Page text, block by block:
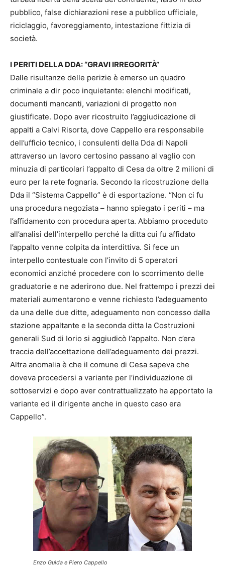
pubblico, false dichiarazioni rese a pubblico ufficiale,
riciclaggio, favoreggiamento, intestazione fittizia di
società.
I PERITI DELLA DDA: “GRAVI IRREGORITÀ”
Dalle risultanze delle perizie è emerso un quadro
criminale a dir poco inquietante: elenchi modificati,
documenti mancanti, variazioni di progetto non
giustificate. Dopo aver ricostruito l’aggiudicazione di
appalti a Calvi Risorta, dove Cappello era responsabile
dell’ufficio tecnico, i consulenti della Dda di Napoli
attraverso un lavoro certosino passano al vaglio con
minuzia di particolari l’appalto di Cesa da oltre 2 milioni di
euro per la rete fognaria. Secondo la ricostruzione della
Dda il “Sistema Cappello” è di esportazione. “Non ci fu
una procedura negoziata – hanno spiegato i periti – ma
l’affidamento con procedura aperta. Abbiamo proceduto
all’analisi dell’interpello perché la ditta cui fu affidato
l’appalto venne colpita da interdittiva. Si fece un
interpello contestuale con l’invito di 5 operatori
economici anziché procedere con lo scorrimento delle
graduatorie e ne aderirono due. Nel frattempo i prezzi dei
materiali aumentarono e venne richiesto l’adeguamento
da una delle due ditte, adeguamento non concesso dalla
stazione appaltante e la seconda ditta la Costruzioni
generali Sud di Iorio si aggiudicò l’appalto. Non c’era
traccia dell’accettazione dell’adeguamento dei prezzi.
Altra anomalia è che il comune di Cesa sapeva che
doveva procedersi a variante per l’individuazione di
sottoservizi e dopo aver contrattualizzato ha apportato la
variante ed il dirigente anche in questo caso era
Cappello”.
Enzo Guida e Piero Cappello